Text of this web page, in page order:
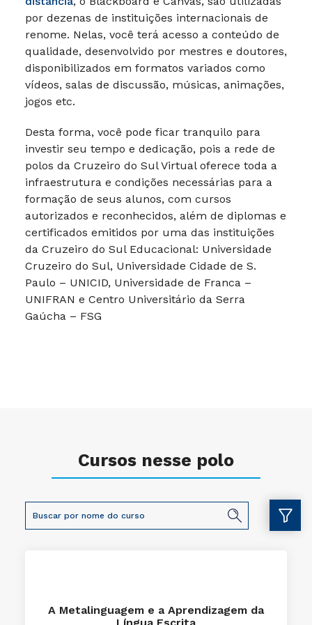
por dezenas de instituições internacionais de
renome. Nelas, você terá acesso a conteúdo de
qualidade, desenvolvido por mestres e doutores,
disponibilizados em formatos variados como
vídeos, salas de discussão, músicas, animações,
jogos etc.
Desta forma, você pode ficar tranquilo para
investir seu tempo e dedicação, pois a rede de
polos da Cruzeiro do Sul Virtual oferece toda a
infraestrutura e condições necessárias para a
formação de seus alunos, com cursos
autorizados e reconhecidos, além de diplomas e
certificados emitidos por uma das instituições
da Cruzeiro do Sul Educacional: Universidade
Cruzeiro do Sul, Universidade Cidade de S.
Paulo – UNICID, Universidade de Franca –
UNIFRAN e Centro Universitário da Serra
Gaúcha – FSG
Cursos nesse polo
A Metalinguagem e a Aprendizagem da